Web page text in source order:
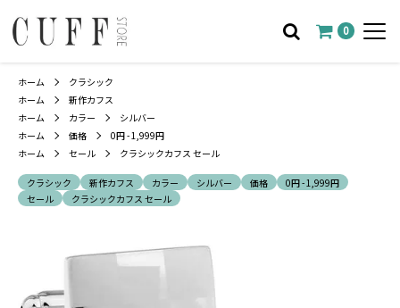
0
ホーム
クラシック
ホーム
新作カフス
ホーム
カラー
シルバー
ホーム
価格
0円 - 1,999円
ホーム
セール クラシックカフス セール
クラシック 新作カフス カラー シルバー 価格
0円 - 1,999円
セール
クラシックカフス セール